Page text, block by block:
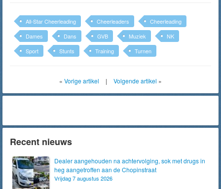
All-Star Cheerleading Cheerleaders
Cheerleading
Dames
Dans GVB Muziek
NK
Sport
Stunts Training Turnen
« Vorige artikel | Volgende artikel »
Recent nieuws
Dealer aangehouden na achtervolging, sok met drugs in
heg aangetroffen aan de Chopinstraat
Vrijdag 7 augustus 2026